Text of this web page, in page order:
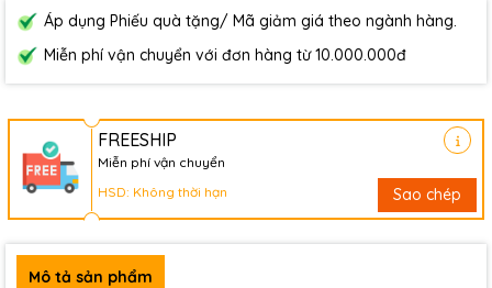
Áp dụng Phiếu quà tặng/ Mã giảm giá theo ngành hàng.
Miễn phí vận chuyển với đơn hàng từ 10.000.000đ
FREESHIP
Miễn phí vận chuyển
HSD: Không thời hạn
Sao chép
Mô tả sản phẩm